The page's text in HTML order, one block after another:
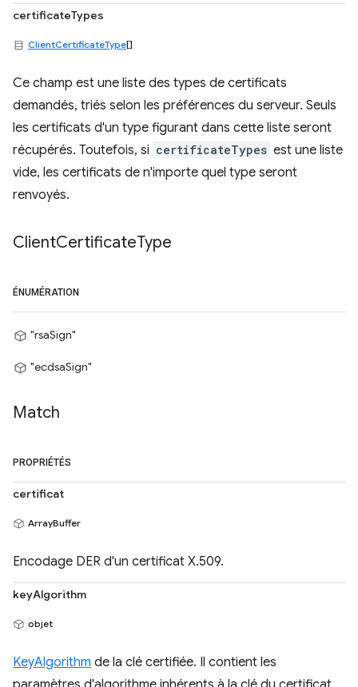
certificateTypes
ClientCertificateType[]
Ce champ est une liste des types de certificats
demandés, triés selon les préférences du serveur. Seuls
les certificats d'un type figurant dans cette liste seront
récupérés. Toutefois, si certificateTypes est une liste
vide, les certificats de n'importe quel type seront
renvoyés.
ClientCertificateType
ÉNUMÉRATION
"rsaSign"
"ecdsaSign"
Match
PROPRIÉTÉS
certificat
ArrayBuffer
Encodage DER d'un certificat X.509.
keyAlgorithm
objet
KeyAlgorithm de la clé certifiée. Il contient les